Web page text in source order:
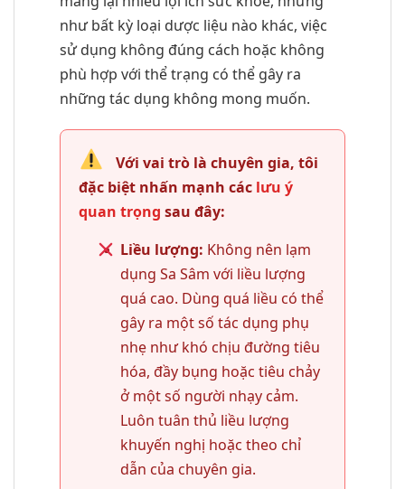
như bất kỳ loại dược liệu nào khác, việc
sử dụng không đúng cách hoặc không
phù hợp với thể trạng có thể gây ra
những tác dụng không mong muốn.
Với vai trò là chuyên gia, tôi
đặc biệt nhấn mạnh các lưu ý
quan trọng sau đây:
Liều lượng: Không nên lạm
dụng Sa Sâm với liều lượng
quá cao. Dùng quá liều có thể
gây ra một số tác dụng phụ
nhẹ như khó chịu đường tiêu
hóa, đầy bụng hoặc tiêu chảy
ở một số người nhạy cảm.
Luôn tuân thủ liều lượng
khuyến nghị hoặc theo chỉ
dẫn của chuyên gia.